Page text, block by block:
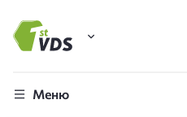
FirstVDS (вы здесь)
Меню